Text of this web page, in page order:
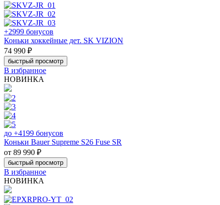
+2999 бонусов
Коньки хоккейные дет. SK VIZION
74 990 ₽
быстрый просмотр
В избранное
НОВИНКА
до +4199 бонусов
Коньки Bauer Supreme S26 Fuse SR
от 89 990 ₽
быстрый просмотр
В избранное
НОВИНКА